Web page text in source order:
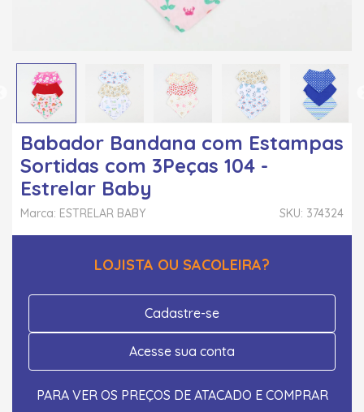
Babador Bandana com Estampas
Sortidas com 3Peças 104 -
Estrelar Baby
SKU: 374324
Marca: ESTRELAR BABY
LOJISTA OU SACOLEIRA?
Cadastre-se
Acesse sua conta
PARA VER OS PREÇOS DE ATACADO E COMPRAR